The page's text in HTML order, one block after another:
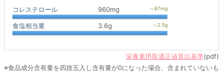
コレステロール
960mg
食塩相当量 3.6g
栄養素摂取適正値算出基準(pdf)
※食品成分含有量を四捨五入し含有量が0になった場合、含まれていないも